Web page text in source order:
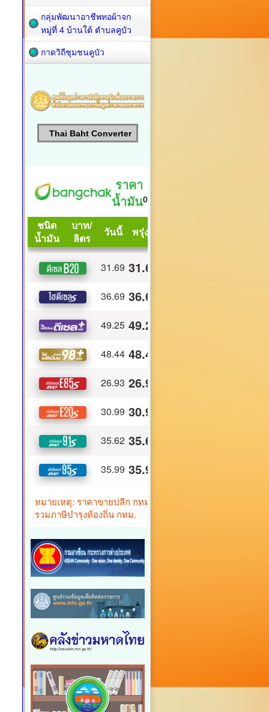
กลุ่มพัฒนาอาชีพทอผ้าจก
หมู่ที่ 4 บ้านใต้ ตำบลคูบัว
กาดวิถีชุมชนคูบัว
Thai Baht Converter